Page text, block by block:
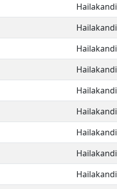
Hailakandi
Hailakandi
Hailakandi
Hailakandi
Hailakandi
Hailakandi
Hailakandi
Hailakandi
Hailakandi